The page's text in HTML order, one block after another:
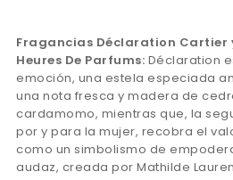
Fragancias Déclaration Cartier y
Heures De Parfums: Déclaration
emoción, una estela especiada
una nota fresca y madera de
cardamomo, mientras que, la
por y para la mujer, recobra el
como un simbolismo de
audaz, creada por Mathilde